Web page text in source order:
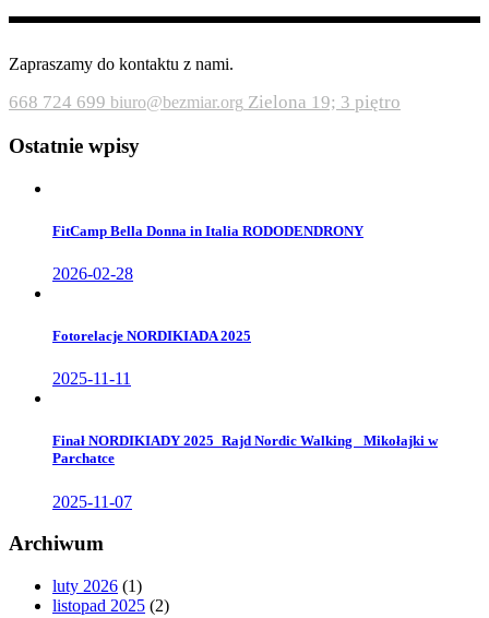
Zapraszamy do kontaktu z nami.
668 724 699 biuro@bezmiar.org Zielona 19; 3 piętro
Ostatnie wpisy
FitCamp Bella Donna in Italia RODODENDRONY
2026-02-28
Fotorelacje NORDIKIADA 2025
2025-11-11
Finał NORDIKIADY 2025_Rajd Nordic Walking _Mikołajki w
Parchatce
2025-11-07
Archiwum
luty 2026 (1)
listopad 2025 (2)